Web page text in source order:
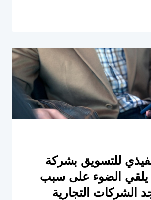
للتسويق بشركة
Unilever يلقي الضوء على سبب
الشركات التجارية